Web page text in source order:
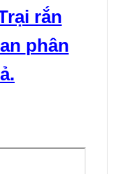
rắn
an phân